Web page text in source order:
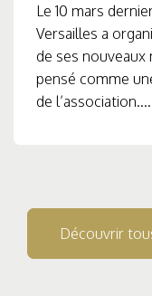
Le 10 mars
Versailles a
de ses
pensé comme
de l’association....
Découvrir